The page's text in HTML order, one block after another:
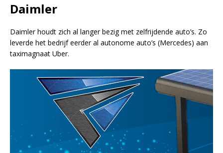
Daimler
Daimler houdt zich al langer bezig met zelfrijdende auto’s. Zo
leverde het bedrijf eerder al autonome auto’s (Mercedes) aan
taximagnaat Uber.